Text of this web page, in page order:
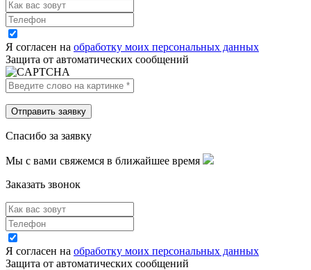
Я согласен на обработку моих персональных данных
Защита от автоматических сообщений
Спасибо за заявку
Мы с вами свяжемся в ближайшее время
Заказать звонок
Я согласен на обработку моих персональных данных
Защита от автоматических сообщений